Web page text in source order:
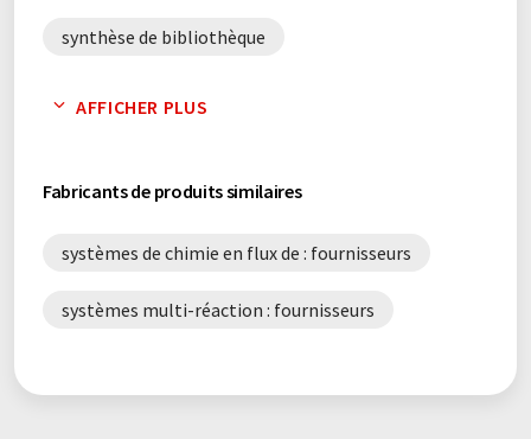
synthèse de bibliothèque
AFFICHER PLUS
Fabricants de produits similaires
systèmes de chimie en flux de : fournisseurs
systèmes multi-réaction : fournisseurs